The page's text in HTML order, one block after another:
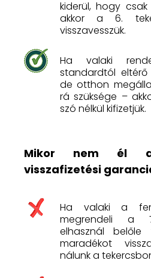
kiderül, hogy
akkor a 6.
visszavesszük.
Ha valaki
standardtól
de otthon
rá szüksége –
szó nélkül kifizetjük.
Mikor nem él
visszafizetési
Ha valaki a
megrendeli a
elhasznál
maradékot
nálunk a